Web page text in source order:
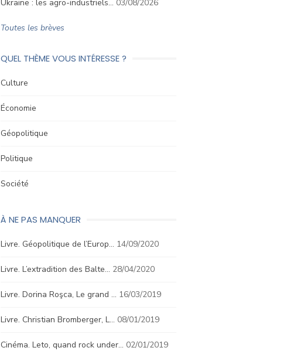
Ukraine : les agro-industriels… 03/08/2026
Toutes les brèves
QUEL THÈME VOUS INTÉRESSE ?
Culture
Économie
Géopolitique
Politique
Société
À NE PAS MANQUER
Livre. Géopolitique de l’Europ… 14/09/2020
Livre. L’extradition des Balte… 28/04/2020
Livre. Dorina Roşca, Le grand … 16/03/2019
Livre. Christian Bromberger, L… 08/01/2019
Cinéma. Leto, quand rock under… 02/01/2019